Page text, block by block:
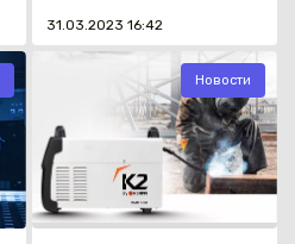
31.03.2023 16:42
Новости